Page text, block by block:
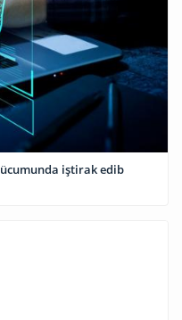
iştirak edib